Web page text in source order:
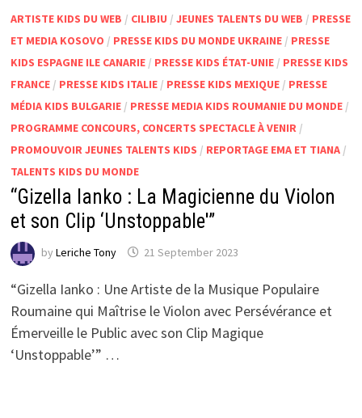
ARTISTE KIDS DU WEB / CILIBIU / JEUNES TALENTS DU WEB / PRESSE
ET MEDIA KOSOVO / PRESSE KIDS DU MONDE UKRAINE/ PRESSE
KIDS ESPAGNE ILE CANARIE/ PRESSE KIDS ÉTAT-UNIE/ PRESSE KIDS
FRANCE/ PRESSE KIDS ITALIE/ PRESSE KIDS MEXIQUE/ PRESSE
MÉDIA KIDS BULGARIE/ PRESSE MEDIA KIDS ROUMANIE DU MONDE/
PROGRAMME CONCOURS, CONCERTS SPECTACLE À VENIR/
PROMOUVOIR JEUNES TALENTS KIDS / REPORTAGE EMA ET TIANA/
TALENTS KIDS DU MONDE
“Gizella Ianko : La Magicienne du Violon
et son Clip ‘Unstoppable'”
by Leriche Tony 21 September 2023
“Gizella Ianko : Une Artiste de la Musique Populaire
Roumaine qui Maîtrise le Violon avec Persévérance et
Émerveille le Public avec son Clip Magique
‘Unstoppable’” …